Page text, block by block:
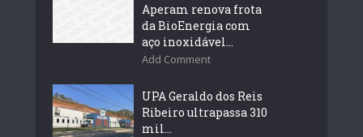
Aperam renova frota
da BioEnergia com
aço inoxidável...
Add Comment
UPA Geraldo dos Reis
Ribeiro ultrapassa 310
mil...